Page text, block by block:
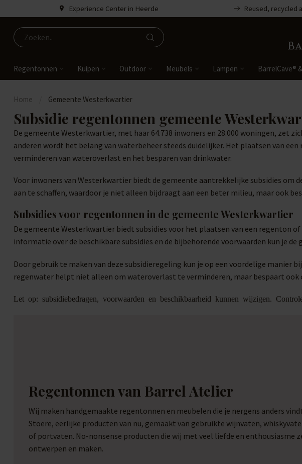
Experience Center in Heerde Reused, recycled
Regentonnen Kuipen Outdoor Meubels Lampen BarrelCave®
Home Gemeente Westerkwartier
Subsidie regentonnen gemeente
De gemeente Westerkwartier, met haar 64.738 inwoners en 28.000 woningen, zet
anderen wordt het belang van waterbeheer steeds duidelijker. Het plaatsen van
verminderen van wateroverlast en het besparen van drinkwater.
Voor inwoners van Westerkwartier biedt de gemeente aantrekkelijke subsidies
aan te schaffen, waardoor je niet alleen bijdraagt aan een beter milieu, maar ook
Subsidies voor regentonnen in de gemeente Westerkwartier
De gemeente Westerkwartier biedt subsidies voor het plaatsen van een regenton
informatie over de beschikbare subsidies en de bijbehorende voorwaarden kun je
Door gebruik te maken van deze subsidieregeling kun je op een voordelige
regenwater helpt niet alleen om wateroverlast te verminderen, maar bespaart ook
Let op: subsidiebedragen, voorwaarden en beschikbaarheid kunnen wijzigen.
Regentonnen van Barrel Atelier
Wij maken handgemaakte regentonnen en meubelen die je nergens anders
Stoere, eerlijke producten van nu, gemaakt van gebruikte wijnvaten,
of portvaten. No-nonsense producten die wij met veel liefde en enthousiasme
ontwerpen en maken.